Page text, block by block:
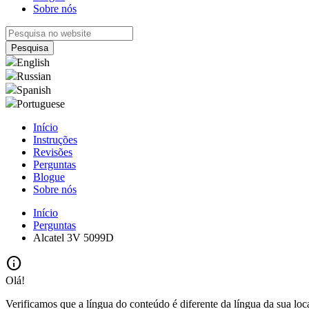
Sobre nós
English
Russian
Spanish
Portuguese
Início
Instruções
Revisões
Perguntas
Blogue
Sobre nós
Início
Perguntas
Alcatel 3V 5099D
info
Olá!
Verificamos que a língua do conteúdo é diferente da língua da sua